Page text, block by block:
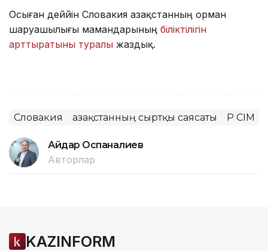
Осыған деййін Словакия Қазақстанның орман
шаруашылығы мамандарының біліктілігін
арттыратыны туралы жаздық.
Словакия Қазақстанның сыртқы саясаты ҚР СІМ
Айдар Оспаналиев
Авторлар
KAZINFORM